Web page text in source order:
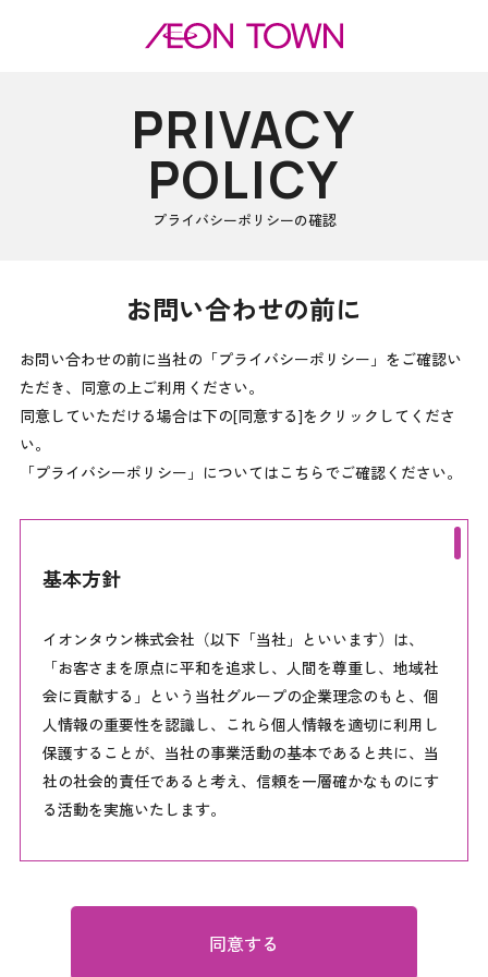
PRIVACY
POLICY
プライバシーポリシーの確認
お問い合わせの前に
お問い合わせの前に当社の「プライバシーポリシー」をご確認い
ただき、同意の上ご利用ください。
同意していただける場合は下の[同意する]をクリックしてくださ
い。
「プライバシーポリシー」についてはこちらでご確認ください。
基本方針
イオンタウン株式会社（以下「当社」といいます）は、
「お客さまを原点に平和を追求し、人間を尊重し、地域社
会に貢献する」という当社グループの企業理念のもと、個
人情報の重要性を認識し、これら個人情報を適切に利用し
保護することが、当社の事業活動の基本であると共に、当
社の社会的責任であると考え、信頼を一層確かなものにす
る活動を実施いたします。
●個人情報保護についての取組み
同意する